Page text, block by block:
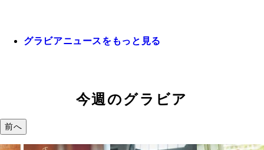
グラビアニュースをもっと見る
今週のグラビア
前へ